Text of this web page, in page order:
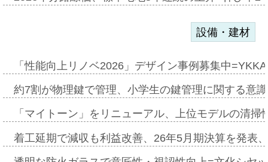
設備・建材
「性能向上リノベ2026」デザイン事例募集中
約7割が物理鍵で管理、小学生の鍵管理に関する意
「マイトーン」をリニューアル、上位モデルの清
着工延期で減収も利益改善、26年5月期決算を発表